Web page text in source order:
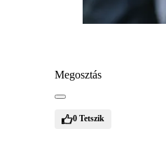
Megosztás
0 Tetszik